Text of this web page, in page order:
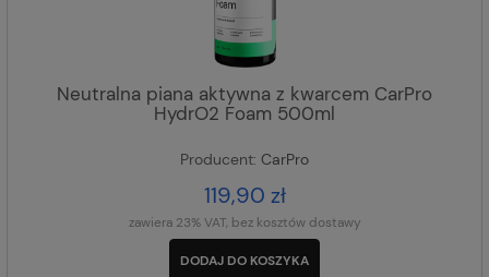
Neutralna piana aktywna z kwarcem CarPro
HydrO2 Foam 500ml
Producent: CarPro
119,90 zł
zawiera 23% VAT, bez kosztów dostawy
DODAJ DO KOSZYKA